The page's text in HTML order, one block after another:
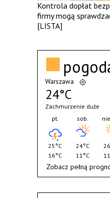
Kontrola dopłat
firmy mogą
[LISTA]
Warszawa
24°C
Zachmurzenie duże
pt.
25°C
16°C
sob.
24°C
11°C
Zobacz pełną